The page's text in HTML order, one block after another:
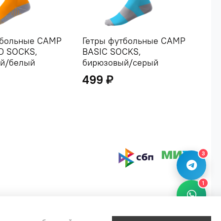
CAMP
SOCKS,
белый
Гетры футбольные CAMP
BASIC SOCKS,
бирюзовый/серый
499 ₽
3
1